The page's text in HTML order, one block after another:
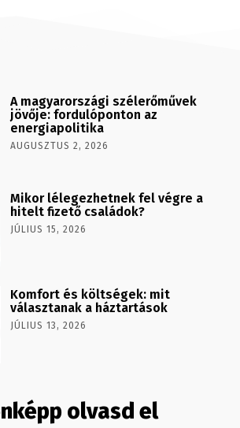
A magyarországi szélerőművek
jövője: fordulóponton az
energiapolitika
AUGUSZTUS 2, 2026
Mikor lélegezhetnek fel végre a
hitelt fizető családok?
JÚLIUS 15, 2026
Komfort és költségek: mit
választanak a háztartások
JÚLIUS 13, 2026
olvasd el